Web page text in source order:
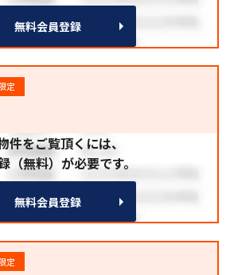
無料会員登録
定
件をご覧頂くには、
（無料）が必要です。
無料会員登録
定